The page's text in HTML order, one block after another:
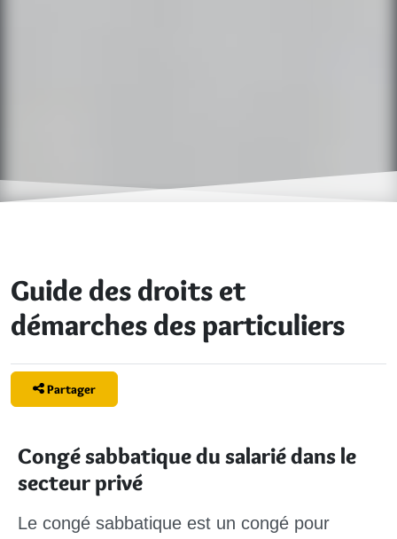
Guide des droits et
démarches des particuliers
Partager
Congé sabbatique du salarié dans le
secteur privé
Le congé sabbatique est un congé pour